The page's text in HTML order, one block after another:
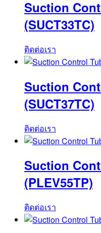
Suction
(SUCT33TC)
ติดต่อเรา
Suction
(SUCT37TC)
ติดต่อเรา
Suction
(PLEV55TP)
ติดต่อเรา